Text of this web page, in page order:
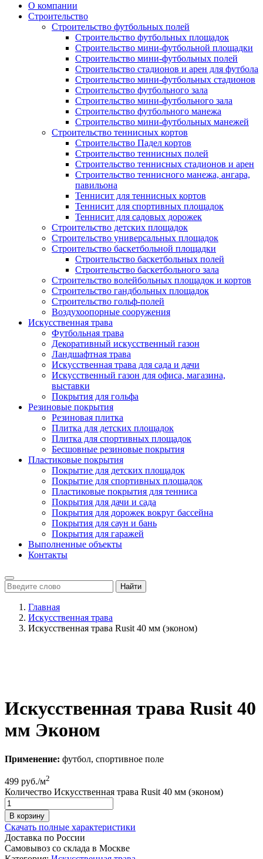
О компании
Строительство
Строительство футбольных полей
Строительство футбольных площадок
Строительство мини-футбольной площадки
Строительство мини-футбольных полей
Строительство стадионов и арен для футбола
Строительство мини-футбольных стадионов
Строительство футбольного зала
Строительство мини-футбольного зала
Строительство футбольного манежа
Строительство мини-футбольных манежей
Строительство теннисных кортов
Строительство Падел кортов
Строительство теннисных полей
Строительство теннисных стадионов и арен
Строительство теннисного манежа, ангара,
павильона
Теннисит для теннисных кортов
Теннисит для спортивных площадок
Теннисит для садовых дорожек
Строительство детских площадок
Строительство универсальных площадок
Строительство баскетбольной площадки
Строительство баскетбольных полей
Строительство баскетбольного зала
Строительство волейбольных площадок и кортов
Строительство гандбольных площадок
Строительство гольф-полей
Воздухоопорные сооружения
Искусственная трава
Футбольная трава
Декоративный искусственный газон
Ландшафтная трава
Искусственная трава для сада и дачи
Искусственный газон для офиса, магазина,
выставки
Покрытия для гольфа
Резиновые покрытия
Резиновая плитка
Плитка для детских площадок
Плитка для спортивных площадок
Бесшовные резиновые покрытия
Пластиковые покрытия
Покрытие для детских площадок
Покрытие для спортивных площадок
Пластиковые покрытия для тенниса
Покрытия для дачи и сада
Покрытия для дорожек вокруг бассейна
Покрытия для саун и бань
Покрытия для гаражей
Выполненные объекты
Контакты
Найти
Главная
Искусственная трава
Искусственная трава Rusit 40 мм (эконом)
Искусственная трава Rusit 40
мм Эконом
Применение: футбол, спортивное поле
499 руб./м2
Количество Искусственная трава Rusit 40 мм (эконом)
В корзину
Скачать полные характеристики
Доставка по России
Самовывоз со склада в Москве